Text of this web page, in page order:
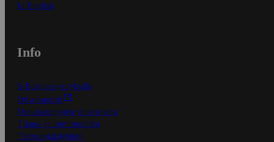
In English
Info
S-Business yrityksille
Oiva-raportit
Osuuskauppojen yhteystiedot
Tilaus- ja toimitusehdot
Tietosuojakäytäntö